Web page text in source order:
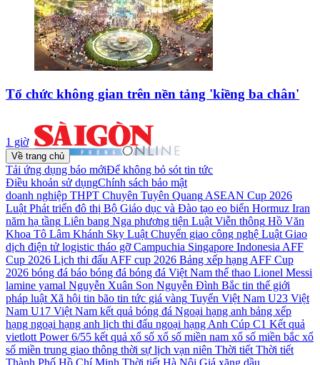
Tổ chức không gian trên nền tảng 'kiềng ba chân'
1 giờ
Về trang chủ
Tải ứng dụng báo mớiĐể không bỏ sót tin tức
Điều khoản sử dụngChính sách bảo mật
doanh nghiệp THPT Chuyên Tuyên Quang ASEAN Cup 2026
Luật Phát triển đô thị Bộ Giáo dục và Đào tạo eo biển Hormuz Iran
năm hạ tầng Liên bang Nga phương tiện Luật Viễn thông Hồ Văn
Khoa Tô Lâm Khánh Sky Luật Chuyển giao công nghệ Luật Giao
dịch điện tử logistic tháo gỡ Campuchia Singapore Indonesia AFF
Cup 2026 Lịch thi đấu AFF cup 2026 Bảng xếp hạng AFF Cup
2026 bóng đá báo bóng đá bóng đá Việt Nam thể thao Lionel Messi
lamine yamal Nguyễn Xuân Son Nguyễn Đình Bắc tin thế giới
pháp luật Xã hội tin bão tin tức giá vàng Tuyển Việt Nam U23 Việt
Nam U17 Việt Nam kết quả bóng đá Ngoại hạng anh bảng xếp
hạng ngoại hạng anh lịch thi đấu ngoại hạng Anh Cúp C1 Kết quả
vietlott Power 6/55 kết quả xổ số xổ số miền nam xổ số miền bắc xổ
số miền trung giao thông thời sự lịch vạn niên Thời tiết Thời tiết
Thành Phố Hồ Chí Minh Thời tiết Hà Nội Giá xăng dầu